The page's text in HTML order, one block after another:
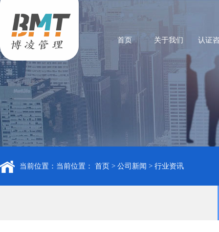
首页 关于我们 认证
当前位置：当前位置： 首页 > 公司新闻 > 行业资讯